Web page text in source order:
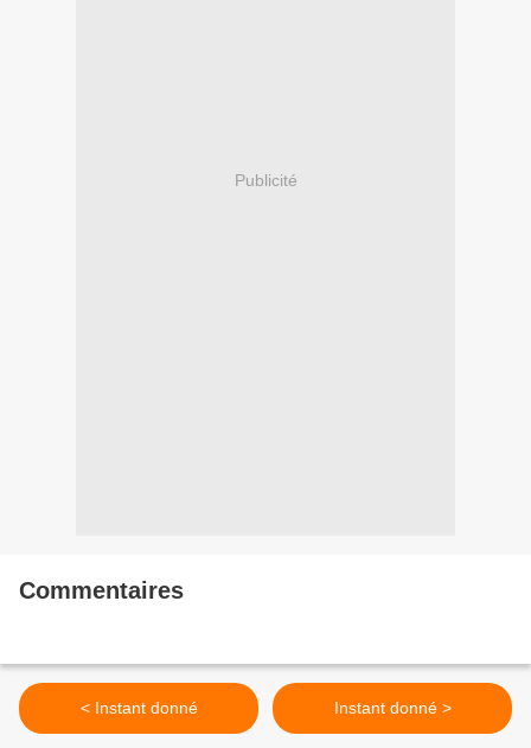
Publicité
Commentaires
< Instant donné Instant donné >